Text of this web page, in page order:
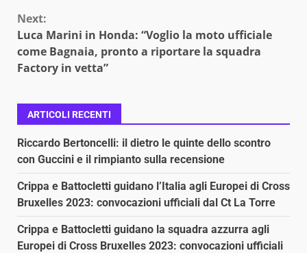
Next:
Luca Marini in Honda: “Voglio la moto ufficiale
come Bagnaia, pronto a riportare la squadra
Factory in vetta”
ARTICOLI RECENTI
Riccardo Bertoncelli: il dietro le quinte dello scontro
con Guccini e il rimpianto sulla recensione
Crippa e Battocletti guidano l’Italia agli Europei di Cross
Bruxelles 2023: convocazioni ufficiali dal Ct La Torre
Crippa e Battocletti guidano la squadra azzurra agli
Europei di Cross Bruxelles 2023: convocazioni ufficiali